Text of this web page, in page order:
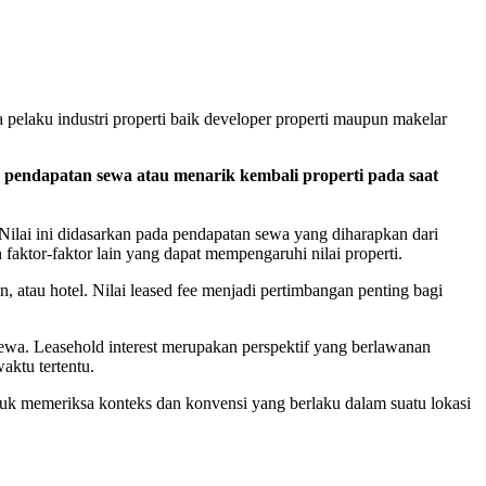
industri properti baik developer properti maupun makelar
sewa atau menarik kembali properti pada saat
ini didasarkan pada pendapatan sewa yang diharapkan dari
faktor-faktor lain yang dapat mempengaruhi nilai properti.
atau hotel. Nilai leased fee menjadi pertimbangan penting bagi
Leasehold interest merupakan perspektif yang berlawanan
tertentu.
memeriksa konteks dan konvensi yang berlaku dalam suatu lokasi